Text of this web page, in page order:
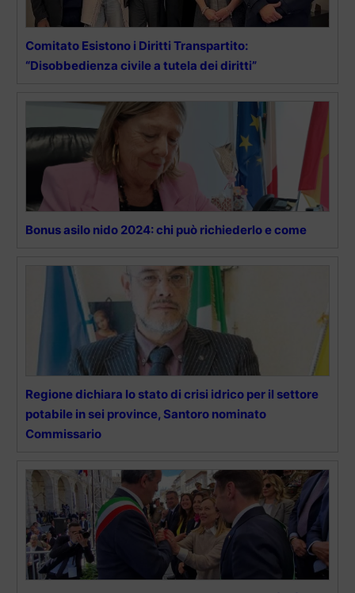
Comitato Esistono i Diritti Transpartito:
“Disobbedienza civile a tutela dei diritti”
Bonus asilo nido 2024: chi può richiederlo e come
Regione dichiara lo stato di crisi idrico per il settore
potabile in sei province, Santoro nominato
Commissario